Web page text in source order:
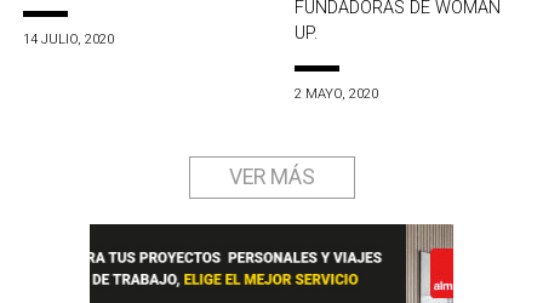
14 JULIO, 2020
FUNDADORAS DE WOMAN
UP.
2 MAYO, 2020
VER MÁS